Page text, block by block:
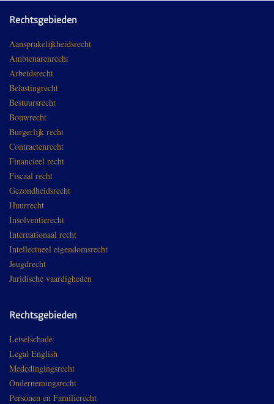
Rechtsgebieden
Aansprakelijkheidsrecht
Ambtenarenrecht
Arbeidsrecht
Belastingrecht
Bestuursrecht
Bouwrecht
Burgerlijk recht
Contractenrecht
Financieel recht
Fiscaal recht
Gezondheidsrecht
Huurrecht
Insolventierecht
Internationaal recht
Intellectueel eigendomsrecht
Jeugdrecht
Juridische vaardigheden
Rechtsgebieden
Letselschade
Legal English
Mededingingsrecht
Ondernemingsrecht
Personen en Familierecht